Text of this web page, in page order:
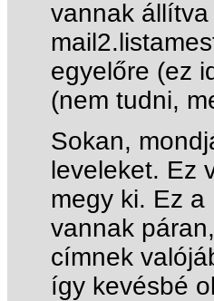
vannak
egyelőre (ez
(nem tudni,
Sokan,
leveleket. Ez
megy ki. Ez
vannak
címnek
így kevésbé